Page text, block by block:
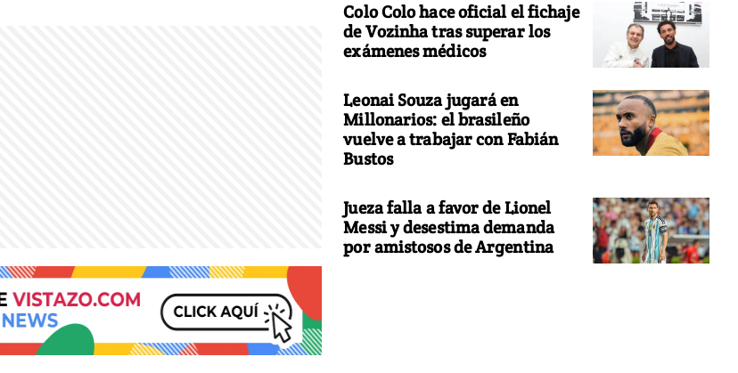
Colo Colo hace oficial el fichaje
de Vozinha tras superar los
exámenes médicos
Leonai Souza jugará en
Millonarios: el brasileño
vuelve a trabajar con Fabián
Bustos
Jueza falla a favor de Lionel
Messi y desestima demanda
por amistosos de Argentina